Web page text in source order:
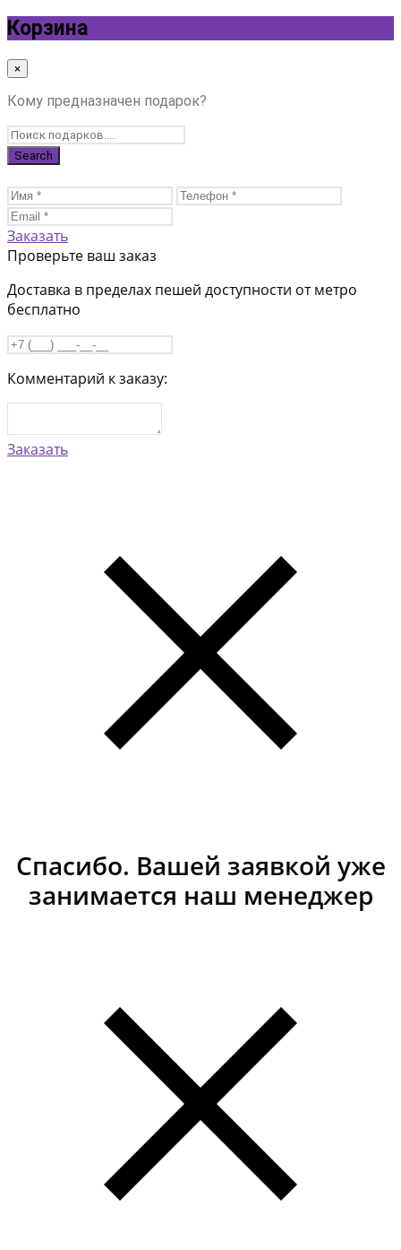
Корзина
×
Кому предназначен подарок?
Заказать
Проверьте ваш заказ
Доставка в пределах пешей доступности от метро
бесплатно
Комментарий к заказу:
Заказать
Спасибо. Вашей заявкой уже
занимается наш менеджер